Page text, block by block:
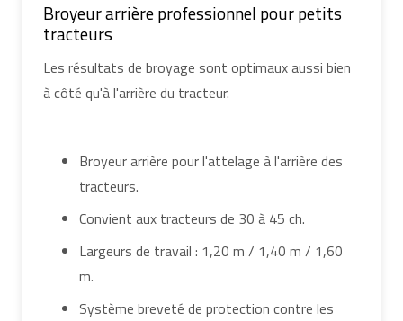
Broyeur arrière professionnel pour petits
tracteurs
Les résultats de broyage sont optimaux aussi bien
à côté qu'à l'arrière du tracteur.
Broyeur arrière pour l'attelage à l'arrière des
tracteurs.
Convient aux tracteurs de 30 à 45 ch.
Largeurs de travail : 1,20 m / 1,40 m / 1,60
m.
Système breveté de protection contre les